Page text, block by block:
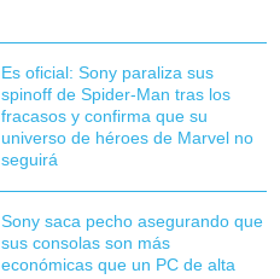
Es oficial: Sony paraliza sus
spinoff de Spider-Man tras los
fracasos y confirma que su
universo de héroes de Marvel no
seguirá
Sony saca pecho asegurando que
sus consolas son más
económicas que un PC de alta